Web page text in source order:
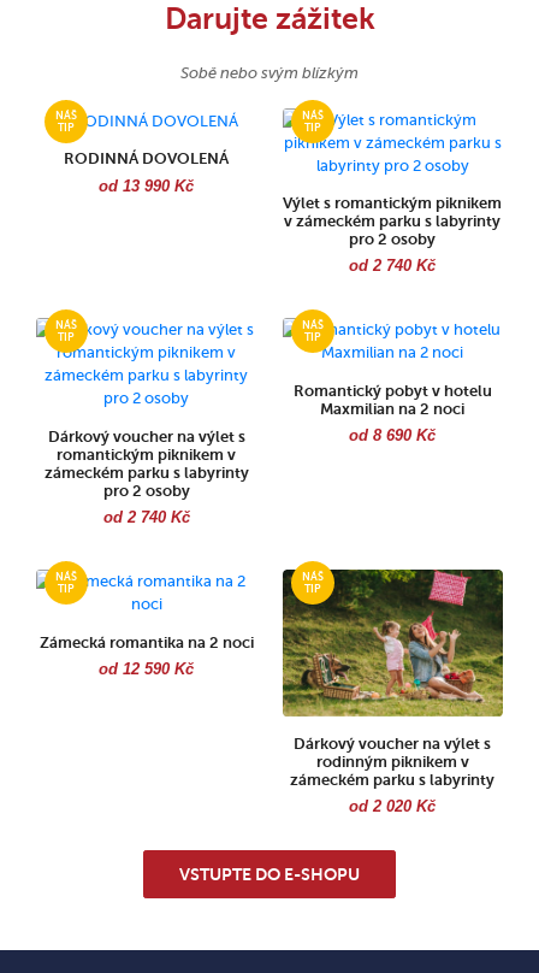
Darujte zážitek
Sobě nebo svým blízkým
RODINNÁ DOVOLENÁ
od 13 990 Kč
Výlet s romantickým piknikem
v zámeckém parku s labyrinty
pro 2 osoby
od 2 740 Kč
Dárkový voucher na výlet s
romantickým piknikem v
zámeckém parku s labyrinty
pro 2 osoby
od 2 740 Kč
Romantický pobyt v hotelu
Maxmilian na 2 noci
od 8 690 Kč
Zámecká romantika na 2 noci
od 12 590 Kč
Dárkový voucher na výlet s
rodinným piknikem v
zámeckém parku s labyrinty
od 2 020 Kč
VSTUPTE DO E-SHOPU